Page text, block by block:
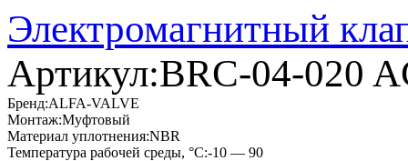
Электромагнитный
Артикул:BRC-04-020
Бренд:ALFA-VALVE
Монтаж:Муфтовый
Материал уплотнения:NBR
Температура рабочей среды, °C:-10 — 90